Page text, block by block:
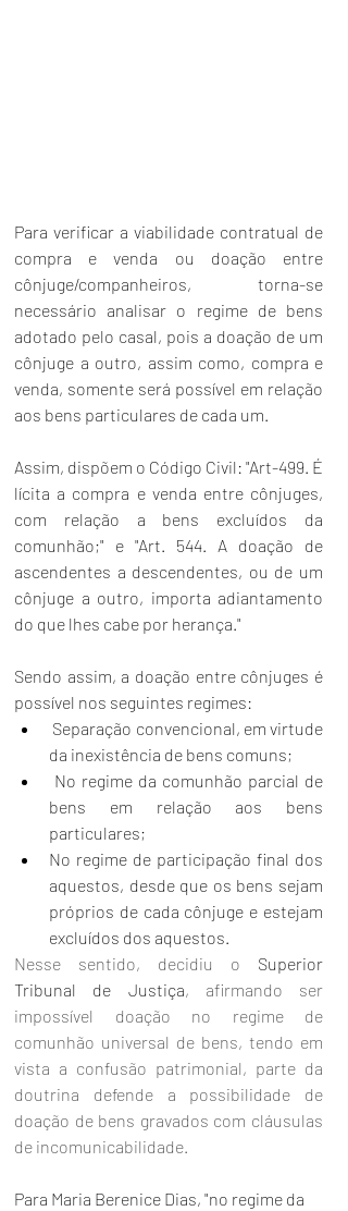
Para verificar a viabilidade contratual de
compra e venda ou doação entre
cônjuge/companheiros, torna-se
necessário analisar o regime de bens
adotado pelo casal, pois a doação de um
cônjuge a outro, assim como, compra e
venda, somente será possível em relação
aos bens particulares de cada um.
Assim, dispõem o Código Civil: "Art-499. É
lícita a compra e venda entre cônjuges,
com relação a bens excluídos da
comunhão;" e "Art. 544. A doação de
ascendentes a descendentes, ou de um
cônjuge a outro, importa adiantamento
do que lhes cabe por herança."
Sendo assim, a doação entre cônjuges é
possível nos seguintes regimes:
da inexistência de bens comuns;
bens em relação aos bens
particulares;
No regime de participação final dos
aquestos, desde que os bens sejam
próprios de cada cônjuge e estejam
excluídos dos aquestos.
Nesse sentido, decidiu o Superior
Tribunal de Justiça, afirmando ser
impossível doação no regime de
comunhão universal de bens, tendo em
vista a confusão patrimonial, parte da
doutrina defende a possibilidade de
doação de bens gravados com cláusulas
de incomunicabilidade.
Para Maria Berenice Dias, "no regime da